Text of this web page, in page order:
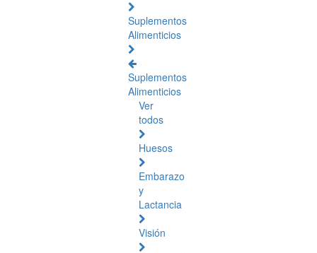
Suplementos
Alimenticios
Suplementos
Alimenticios
Ver
todos
Huesos
Embarazo
y
Lactancia
Visión